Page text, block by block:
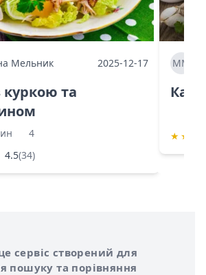
Мельник 2025-12-17
куркою та
4
4.5(34)
ММ
★ ★
сервіс створений для
пошуку та порівняння